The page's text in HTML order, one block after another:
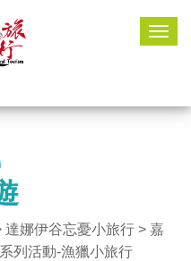
達娜伊谷忘憂小旅行 > 嘉
列活動-漁獵小旅行